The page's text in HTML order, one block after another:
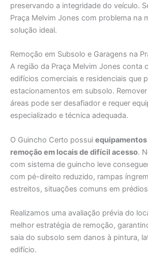
preservando a integridade do veículo.
Praça Melvim Jones com problema na
solução ideal.
Remoção em Subsolo e Garagens na
A região da Praça Melvim Jones conta
edifícios comerciais e residenciais que
estacionamentos em subsolo.
áreas pode ser desafiador e requer
especializado e técnica adequada.
O Guincho Certo possui
remoção em locais de difícil acesso.
com sistema de guincho leve
com pé-direito reduzido, rampas
estreitos, situações comuns em
Realizamos uma avaliação prévia do
melhor estratégia de remoção,
saia do subsolo sem danos à pintura,
edifício.